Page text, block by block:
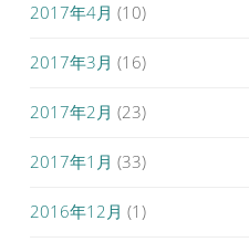
2017年4月 (10)
2017年3月 (16)
2017年2月 (23)
2017年1月 (33)
2016年12月 (1)